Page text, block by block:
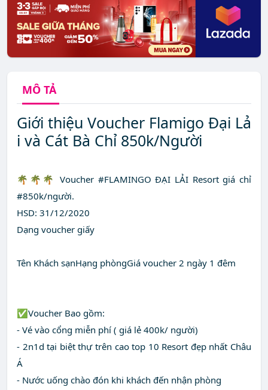
MÔ TẢ
Giới thiệu Voucher Flamigo Đại Lả
i và Cát Bà Chỉ 850k/Người
🌴🌴🌴 Voucher #FLAMINGO ĐẠI LẢI Resort giá chỉ
#850k/người.
HSD: 31/12/2020
Dạng voucher giấy
Tên Khách sạnHạng phòngGiá voucher 2 ngày 1 đêm
✅Voucher Bao gồm:
- Vé vào cổng miễn phí ( giá lẻ 400k/ người)
- 2n1d tại biệt thự trên cao top 10 Resort đẹp nhất Châu
Á
- Nước uống chào đón khi khách đến nhận phòng